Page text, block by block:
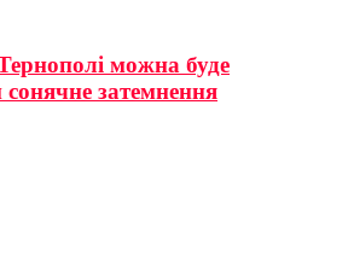
можна буде
сонячне затемнення